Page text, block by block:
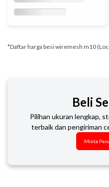
*Daftar harga besi wiremesh m10
Beli
Pilihan ukuran lengkap,
terbaik dan pengiriman
Minta